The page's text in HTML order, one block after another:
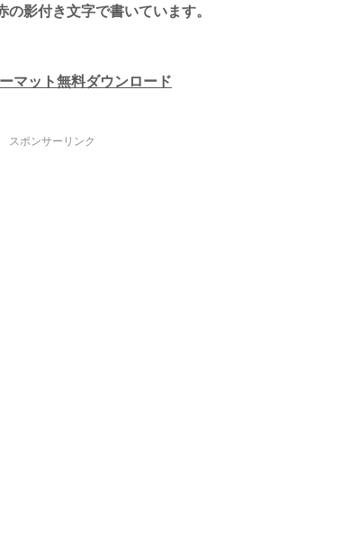
の影付き文字で書いています。
マット無料ダウンロード
スポンサーリンク